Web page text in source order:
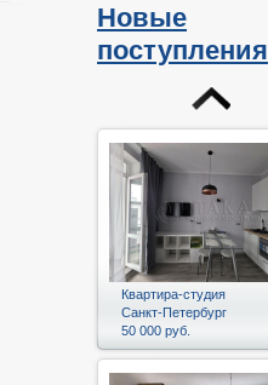
Новые
поступления
Квартира-студия
Санкт-Петербург
50 000 руб.